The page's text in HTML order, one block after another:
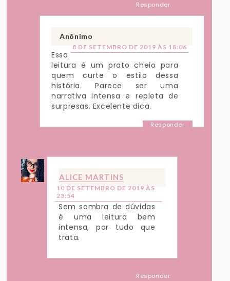
Responder
Anônimo
8 DE SETEMBRO DE 2019 ÀS 18:06
Essa
leitura é um prato cheio para
quem curte o estilo dessa
história. Parece ser uma
narrativa intensa e repleta de
surpresas. Excelente dica.
Responder
ALICE MARTINS
10 DE SETEMBRO DE 2019 ÀS
23:54
Sem sombra de dúvidas
é uma leitura bem
intensa, por tudo que
trata.
Responder